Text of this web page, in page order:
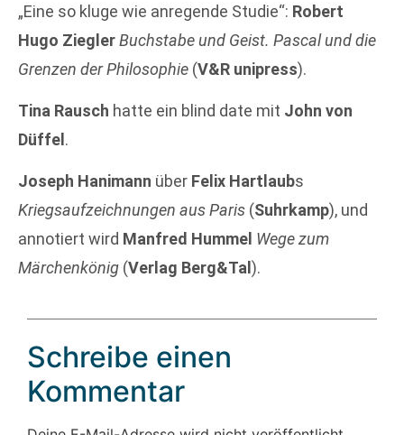
„Eine so kluge wie anregende Studie“: Robert
Hugo ZieglerBuchstabe und Geist. Pascal und die
Grenzen der Philosophie (V&R unipress).
Tina Rausch hatte ein blind date mit John von
Düffel .
Joseph Hanimann über Felix Hartlaubs
Kriegsaufzeichnungen aus Paris (Suhrkamp), und
annotiert wird Manfred Hummel Wege zum
Märchenkönig (Verlag Berg&Tal ).
Schreibe einen
Kommentar